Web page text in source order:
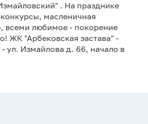
. На празднике
масленичная
всеми любимое - покорение
ЖК "Арбековская застава" -
ул. Измайлова д. 66, начало в